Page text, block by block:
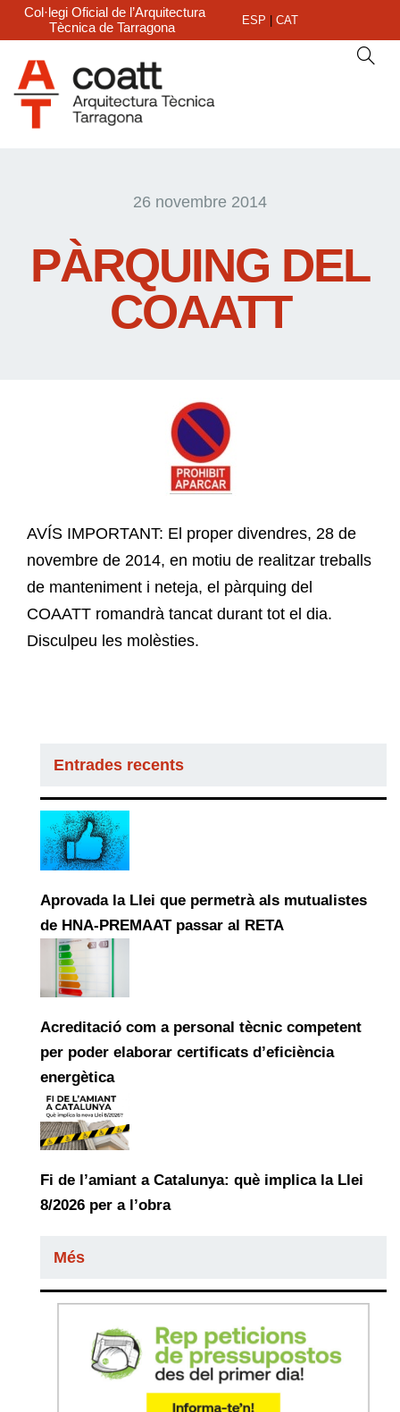
Col·legi Oficial de l’Arquitectura
Tècnica de Tarragona
ESP CAT
26 novembre 2014
PÀRQUING DEL
COAATT
AVÍS IMPORTANT: El proper divendres, 28 de
novembre de 2014, en motiu de realitzar treballs
de manteniment i neteja, el pàrquing del
COAATT romandrà tancat durant tot el dia.
Disculpeu les molèsties.
Entrades recents
Aprovada la Llei que permetrà als mutualistes
de HNA-PREMAAT passar al RETA
Acreditació com a personal tècnic competent
per poder elaborar certificats d’eficiència
energètica
Fi de l’amiant a Catalunya: què implica la Llei
8/2026 per a l’obra
Més